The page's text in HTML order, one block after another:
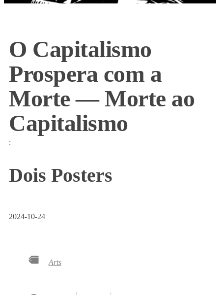
O Capitalismo
Prospera com a
Morte — Morte ao
Capitalismo
:
Dois Posters
2024-10-24
Arts